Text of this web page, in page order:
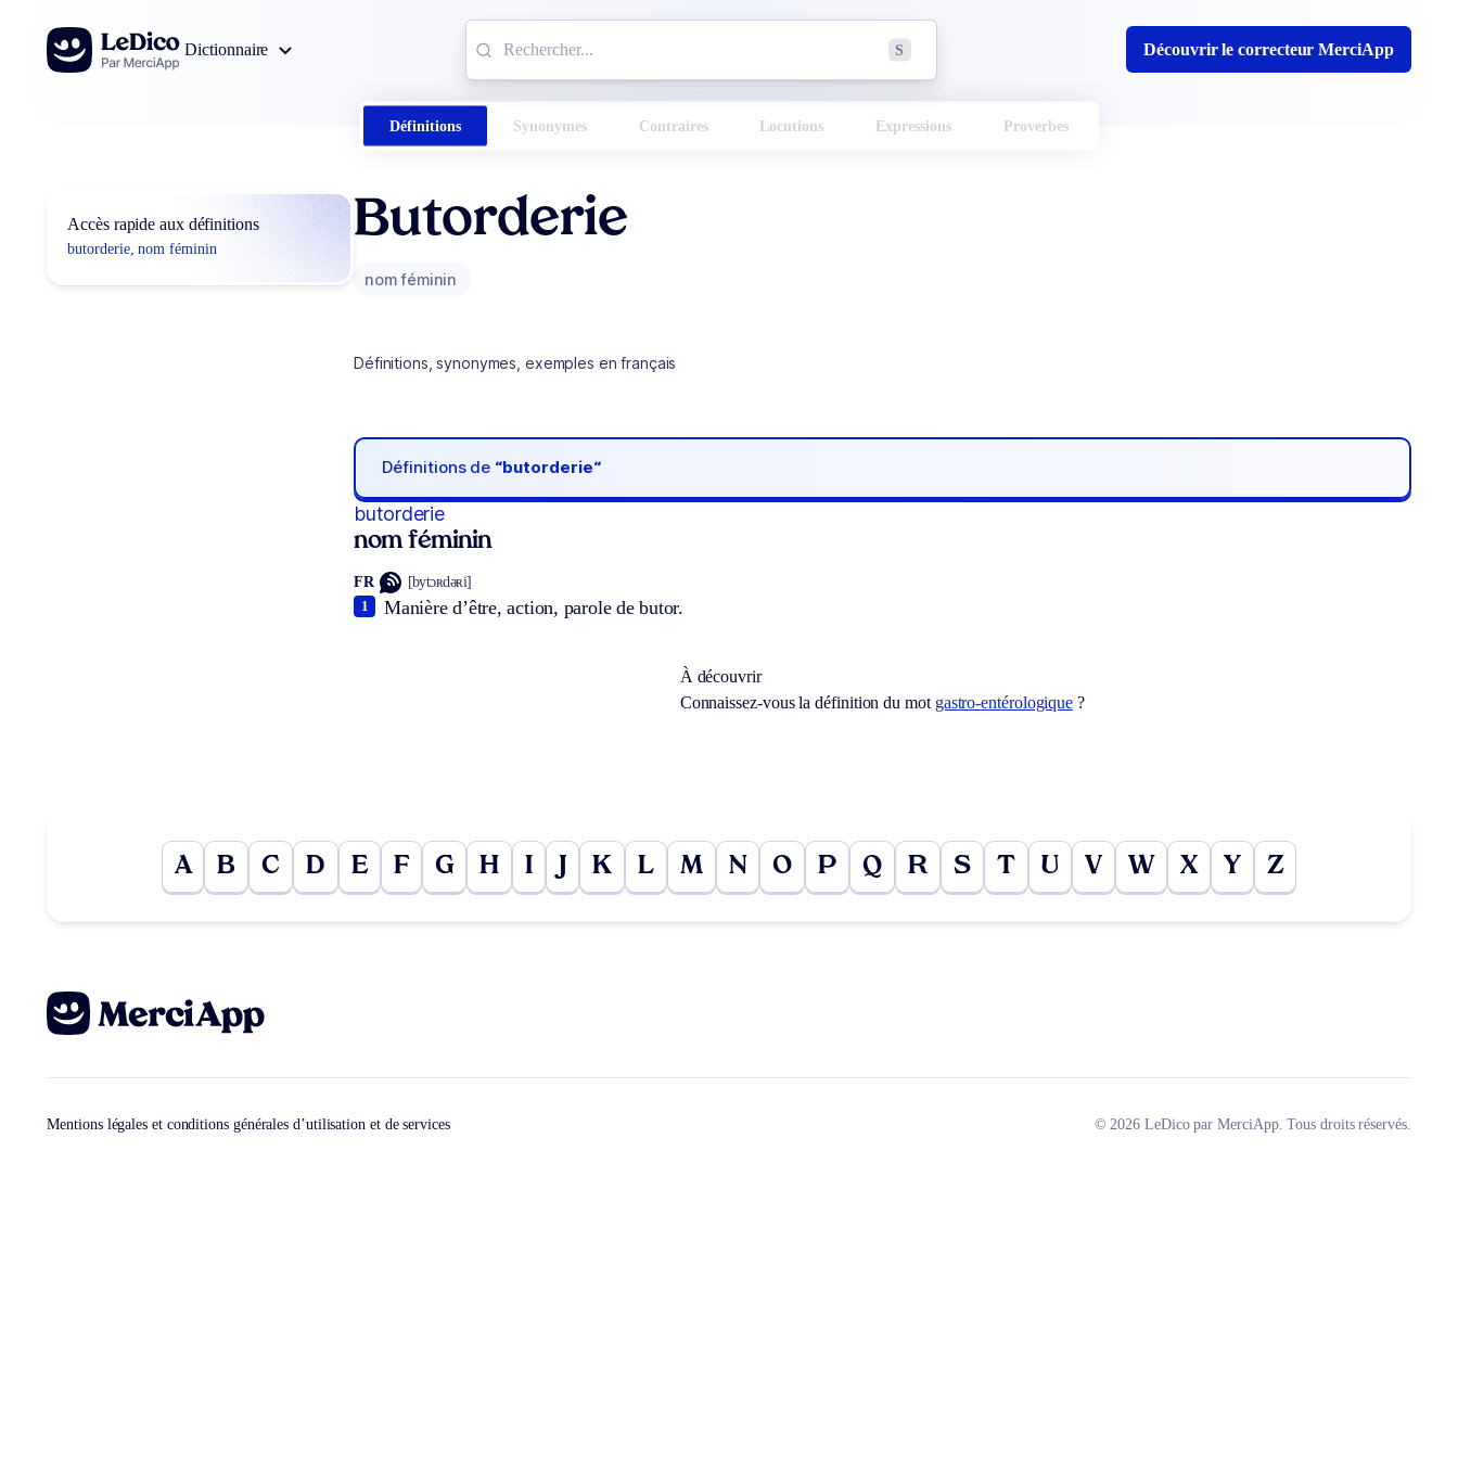
Aller au contenu
Dictionnaire
S Découvrir le correcteur MerciApp
Définitions Synonymes Contraires Locutions Expressions Proverbes
Accès rapide aux définitions
butorderie, nom féminin
Butorderie
nom féminin
Définitions, synonymes, exemples en français
Définitions de “butorderie“
butorderie
nom féminin
FR [bytɔʀdəʀi]
Manière d’être, action, parole de butor.
1
À découvrir
Connaissez-vous la définition du mot gastro-entérologique ?
A B C D E F G H I K L M N O P Q R S T U V W X Y Z
Mentions légales et conditions générales d’utilisation et de services © 2026 LeDico par MerciApp. Tous droits réservés.